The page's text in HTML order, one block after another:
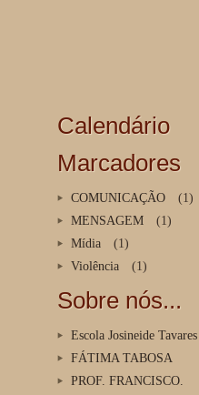
Calendário
Marcadores
COMUNICAÇÃO
(1)
MENSAGEM
(1)
Mídia
(1)
Violência
(1)
Sobre nós...
Escola Josineide Tavares
FÁTIMA TABOSA
PROF. FRANCISCO.